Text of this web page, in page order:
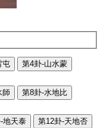
屯 第4卦-山水蒙
師 第8卦-水地比
地天泰 第12卦-天地否